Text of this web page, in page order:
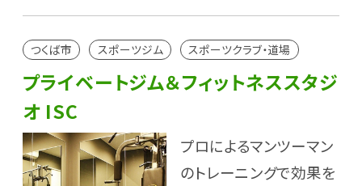
つくば市 スポーツジム スポーツクラブ・道場
プライベートジム＆フィットネススタジ
オ ISC
プロによるマンツーマン
のトレーニングで効果を